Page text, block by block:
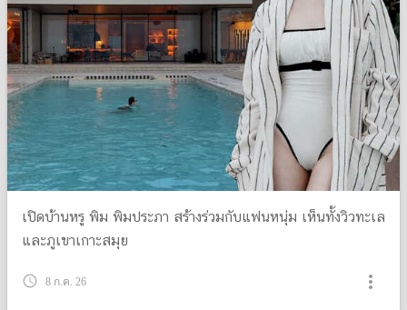
เปิดบ้านหรู พิม พิมประภา สร้างร่วมกับแฟนหนุ่ม เห็นทั้งวิวทะเล
และภูเขาเกาะสมุย
query_builder 8 ก.ค. 26 more_vert